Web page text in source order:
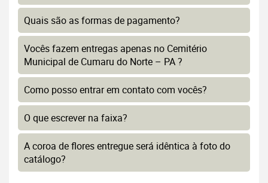
Quais são as formas de pagamento?
Vocês fazem entregas apenas no Cemitério
Municipal de Cumaru do Norte – PA ?
Como posso entrar em contato com vocês?
O que escrever na faixa?
A coroa de flores entregue será idêntica à foto do
catálogo?